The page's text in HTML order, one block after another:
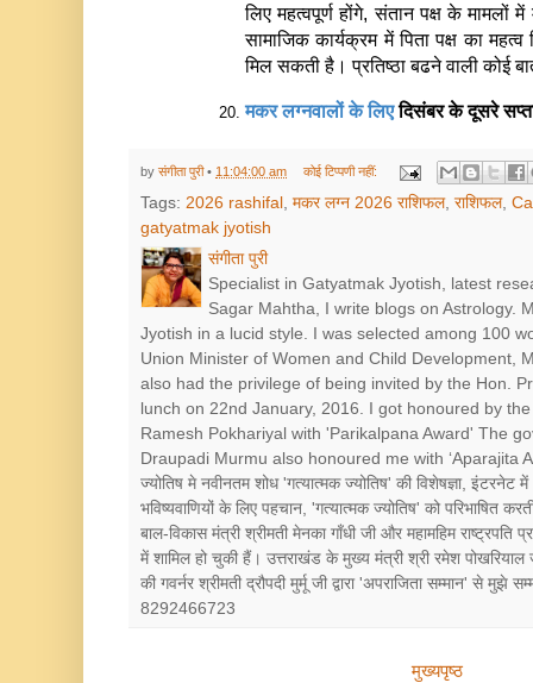
लिए महत्वपूर्ण होंगे, संतान पक्ष के मामलों
सामाजिक कार्यक्रम में पिता पक्ष का महत्व
मिल सकती है। प्रतिष्ठा बढने वाली कोई
मकर लग्नवालों के लिए दिसंबर के दूसरे
by संगीता पुरी• 11:04:00 am कोई टिप्पणी नहीं:
Tags: 2026 rashifal , मकर लग्न 2026 राशिफल, राशिफल,
gatyatmak jyotish
संगीता पुरी
Specialist in Gatyatmak Jyotish, latest
Sagar Mahtha, I write blogs on Astrology.
Jyotish in a lucid style. I was selected among 100
Union Minister of Women and Child Development,
also had the privilege of being invited by the Hon.
lunch on 22nd January, 2016. I got honoured by
Ramesh Pokhariyal with 'Parikalpana Award' The
Draupadi Murmu also honoured me with ‘Aparajita
ज्योतिष मे नवीनतम शोध 'गत्यात्मक ज्योतिष' की विशेषज्ञा,
भविष्यवाणियों के लिए पहचान, 'गत्यात्मक ज्योतिष' को परिभाषित
बाल-विकास मंत्री श्रीमती मेनका गाँधी जी और महामहिम
में शामिल हो चुकी हैं। उत्तराखंड के मुख्य मंत्री श्री रमेश पोखरियाल
की गवर्नर श्रीमती द्रौपदी मुर्मू जी द्वारा 'अपराजिता सम्मान' से
8292466723
मुख्यपृष्ठ